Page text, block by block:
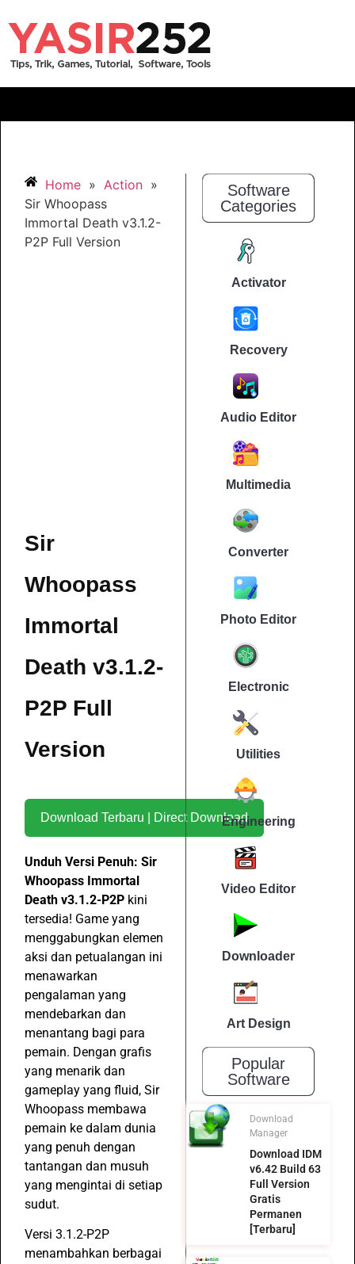
Home » Action »
Sir Whoopass
Immortal Death v3.1.2-
P2P Full Version
Sir
Whoopass
Immortal
Death v3.1.2-
P2P Full
Version
Download Terbaru | Direct Download
Unduh Versi Penuh: Sir
Whoopass Immortal
Death v3.1.2-P2P kini
tersedia! Game yang
menggabungkan elemen
aksi dan petualangan ini
menawarkan
pengalaman yang
mendebarkan dan
menantang bagi para
pemain. Dengan grafis
yang menarik dan
gameplay yang fluid, Sir
Whoopass membawa
pemain ke dalam dunia
yang penuh dengan
tantangan dan musuh
yang mengintai di setiap
sudut.
Versi 3.1.2-P2P
menambahkan berbagai
Software
Categories
Activator
Recovery
Audio Editor
Multimedia
Converter
Photo Editor
Electronic
Utilities
Engineering
Video Editor
Downloader
Art Design
Popular
Software
Download
Manager
Download IDM
v6.42 Build 63
Full Version
Gratis
Permanen
[Terbaru]